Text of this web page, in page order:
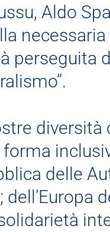
Aldo
perseguita
diversità
delle